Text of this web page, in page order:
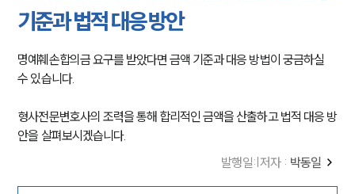
기준과 법적 대응 방안
명예훼손합의금 요구를 받았다면 금액 기준과 대응 방법이 궁금하실
수 있습니다.
형사전문변호사의 조력을 통해 합리적인 금액을 산출하고 법적 대응 방
안을 살펴보시겠습니다.
발행일: 저자 : 박동일